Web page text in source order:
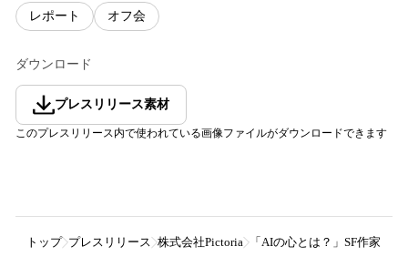
レポート オフ会
ダウンロード
プレスリリース素材
このプレスリリース内で使われている画像ファイルがダウンロードできます
トップ プレスリリース 株式会社Pictoria 「AIの心とは？」SF作家、